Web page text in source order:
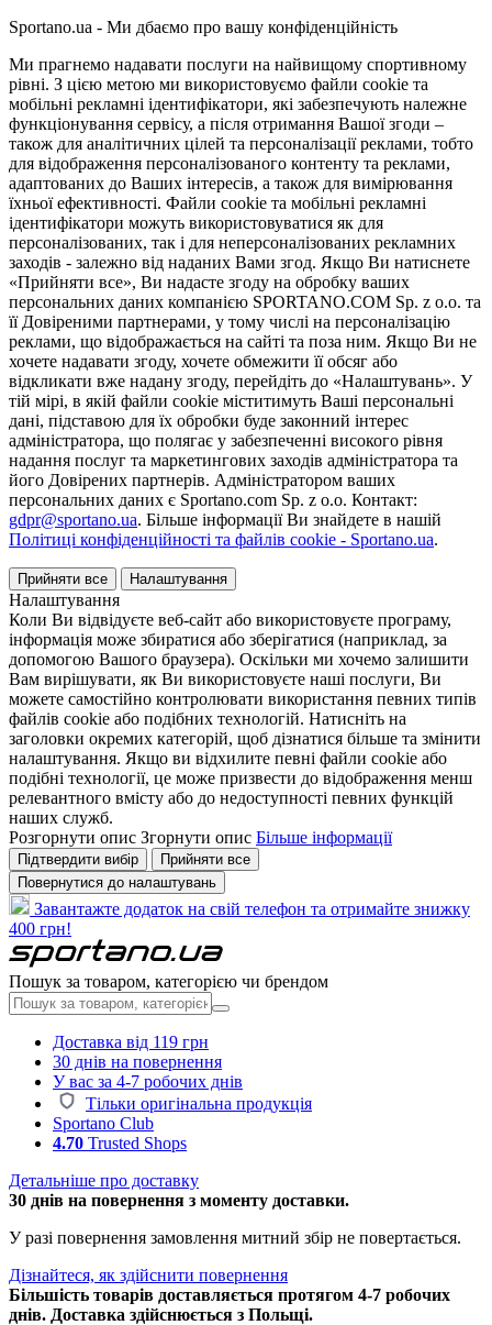
Sportano.ua - Ми дбаємо про вашу конфіденційність
Ми прагнемо надавати послуги на найвищому спортивному
рівні. З цією метою ми використовуємо файли cookie та
мобільні рекламні ідентифікатори, які забезпечують належне
функціонування сервісу, а після отримання Вашої згоди –
також для аналітичних цілей та персоналізації реклами, тобто
для відображення персоналізованого контенту та реклами,
адаптованих до Ваших інтересів, а також для вимірювання
їхньої ефективності. Файли cookie та мобільні рекламні
ідентифікатори можуть використовуватися як для
персоналізованих, так і для неперсоналізованих рекламних
заходів - залежно від наданих Вами згод. Якщо Ви натиснете
«Прийняти все», Ви надасте згоду на обробку ваших
персональних даних компанією SPORTANO.COM Sp. z o.o. та
її Довіреними партнерами, у тому числі на персоналізацію
реклами, що відображається на сайті та поза ним. Якщо Ви не
хочете надавати згоду, хочете обмежити її обсяг або
відкликати вже надану згоду, перейдіть до «Налаштувань». У
тій мірі, в якій файли cookie міститимуть Ваші персональні
дані, підставою для їх обробки буде законний інтерес
адміністратора, що полягає у забезпеченні високого рівня
надання послуг та маркетингових заходів адміністратора та
його Довірених партнерів. Адміністратором ваших
персональних даних є Sportano.com Sp. z o.o. Контакт:
gdpr@sportano.ua. Більше інформації Ви знайдете в нашій
Політиці конфіденційності та файлів cookie - Sportano.ua.
Прийняти все Налаштування
Налаштування
Коли Ви відвідуєте веб-сайт або використовуєте програму,
інформація може збиратися або зберігатися (наприклад, за
допомогою Вашого браузера). Оскільки ми хочемо залишити
Вам вирішувати, як Ви використовуєте наші послуги, Ви
можете самостійно контролювати використання певних типів
файлів cookie або подібних технологій. Натисніть на
заголовки окремих категорій, щоб дізнатися більше та змінити
налаштування. Якщо ви відхилите певні файли cookie або
подібні технології, це може призвести до відображення менш
релевантного вмісту або до недоступності певних функцій
наших служб.
Розгорнути опис Згорнути опис Більше інформації
Підтвердити вибір
Прийняти все
Повернутися до налаштувань
Завантажте додаток на свій телефон та отримайте знижку
400 грн!
Пошук за товаром, категорією чи брендом
Доставка від 119 грн
30 днів на повернення
У вас за 4-7 робочих днів
Тільки оригінальна продукція
Sportano Club
4.70 Trusted Shops
Детальніше про доставку
30 днів на повернення з моменту доставки.
У разі повернення замовлення митний збір не повертається.
Дізнайтеся, як здійснити повернення
Більшість товарів доставляється протягом 4-7 робочих
днів. Доставка здійснюється з Польщі.